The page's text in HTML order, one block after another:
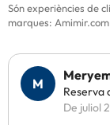
Són experiències de
marques:
Reserva
De juliol